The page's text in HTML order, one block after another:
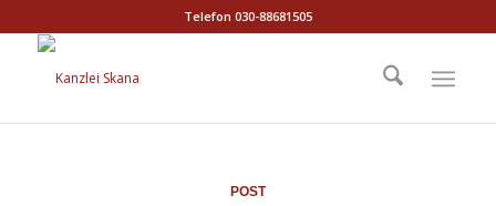
Telefon 030-88681505
POST